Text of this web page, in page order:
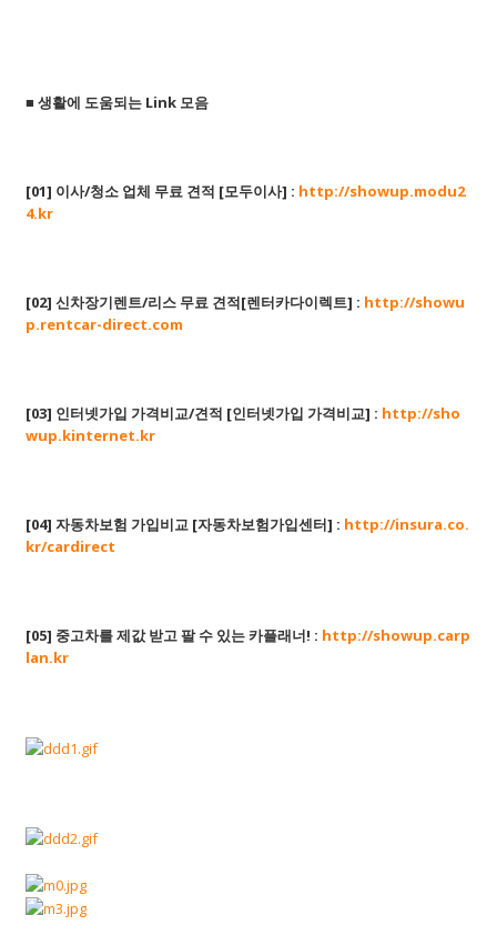
■ 생활에 도움되는 Link 모음
[01] 이사/청소 업체 무료 견적 [모두이사] : http://showup.modu2
4.kr
[02] 신차장기렌트/리스 무료 견적[렌터카다이렉트] : http://showu
p.rentcar-direct.com
[03] 인터넷가입 가격비교/견적 [인터넷가입 가격비교] : http://sho
wup.kinternet.kr
[04] 자동차보험 가입비교 [자동차보험가입센터] : http://insura.co.
kr/cardirect
[05] 중고차를 제값 받고 팔 수 있는 카플래너! : http://showup.carp
lan.kr